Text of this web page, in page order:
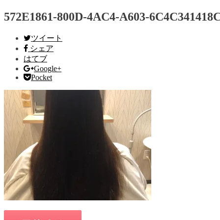
572E1861-800D-4AC4-A603-
ツイート
シェア
はてブ
Google+
Pocket